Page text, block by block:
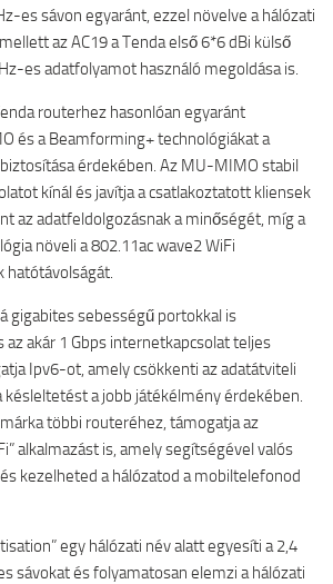
es sávon egyaránt, ezzel növelve a hálózati
az AC19 a Tenda első 6*6 dBi külső
es adatfolyamot használó megoldása is.
routerhez hasonlóan egyaránt
és a Beamforming+ technológiákat a
érdekében. Az MU-MIMO stabil
kínál és javítja a csatlakoztatott kliensek
az adatfeldolgozásnak a minőségét, míg a
növeli a 802.11ac wave2 WiFi
hatótávolságát.
gigabites sebességű portokkal is
az akár 1 Gbps internetkapcsolat teljes
Ipv6-ot, amely csökkenti az adatátviteli
késleltetést a jobb játékélmény érdekében.
többi routeréhez, támogatja az
alkalmazást is, amely segítségével valós
kezelheted a hálózatod a mobiltelefonod
egy hálózati név alatt egyesíti a 2,4
sávokat és folyamatosan elemzi a hálózati